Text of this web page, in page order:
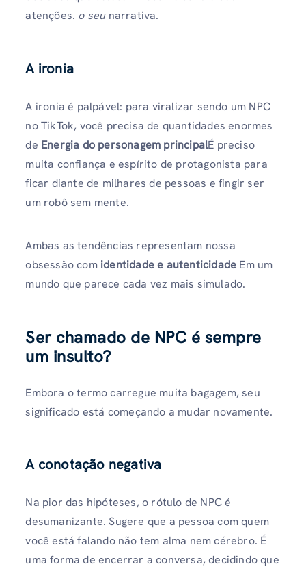
atenções. o seunarrativa.
A ironia
A ironia é palpável: para viralizar sendo um NPC
no TikTok, você precisa de quantidades enormes
de Energia do personagem principalÉ preciso
muita confiança e espírito de protagonista para
ficar diante de milhares de pessoas e fingir ser
um robô sem mente.
Ambas as tendências representam nossa
obsessão com identidade e autenticidade Em um
mundo que parece cada vez mais simulado.
Ser chamado de NPC é sempre
um insulto?
Embora o termo carregue muita bagagem, seu
significado está começando a mudar novamente.
A conotação negativa
Na pior das hipóteses, o rótulo de NPC é
desumanizante. Sugere que a pessoa com quem
você está falando não tem alma nem cérebro. É
uma forma de encerrar a conversa, decidindo que